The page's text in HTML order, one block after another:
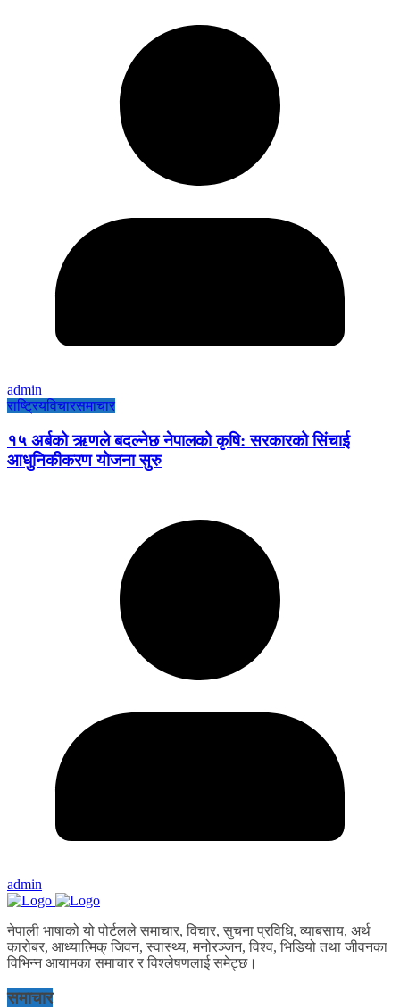
admin
राष्ट्रियविचारसमाचार
१५ अर्बको ऋणले बदल्नेछ नेपालको कृषि: सरकारको सिंचाई
आधुनिकीकरण योजना सुरु
admin
नेपाली भाषाको यो पोर्टलले समाचार, विचार, सुचना प्रविधि, व्याबसाय, अर्थ
कारोबर, आध्यात्मिक् जिवन, स्वास्थ्य, मनोरञ्जन, विश्व, भिडियो तथा जीवनका
विभिन्न आयामका समाचार र विश्लेषणलाई समेट्छ।
समाचार